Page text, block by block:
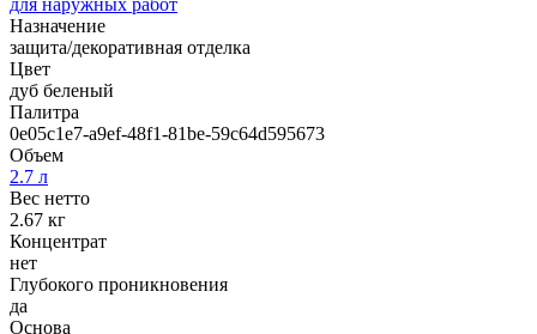
для наружных работ
Назначение
защита/декоративная отделка
Цвет
дуб беленый
Палитра
0e05c1e7-a9ef-48f1-81be-59c64d595673
Объем
2.7 л
Вес нетто
2.67 кг
Концентрат
нет
Глубокого проникновения
да
Основа